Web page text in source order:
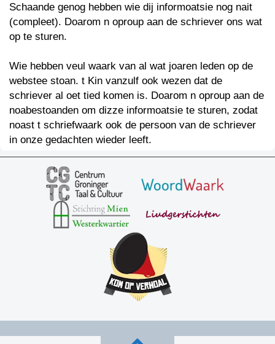
Schaande genog hebben wie dij informoatsie nog nait
(compleet). Doarom n oproup aan de schriever ons wat
op te sturen.
Wie hebben veul waark van al wat joaren leden op de
webstee stoan. t Kin vanzulf ook wezen dat de
schriever al oet tied komen is. Doarom n oproup aan de
noabestoanden om dizze informoatsie te sturen, zodat
noast t schriefwaark ook de persoon van de schriever
in onze gedachten wieder leeft.